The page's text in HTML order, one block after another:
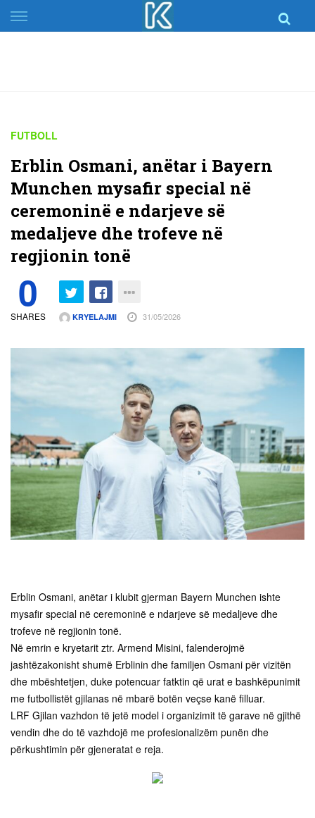
Skip
to
FUTBOLL
Erblin Osmani, anëtar i Bayern
Munchen mysafir special në
ceremoninë e ndarjeve së
medaljeve dhe trofeve në
regjionin tonë
0
SHARES KRYELAJMI 31/05/2026
Erblin Osmani, anëtar i klubit gjerman Bayern Munchen ishte
mysafir special në ceremoninë e ndarjeve së medaljeve dhe
trofeve në regjionin tonë.
Në emrin e kryetarit ztr. Armend Misini, falenderojmë
jashtëzakonisht shumë Erblinin dhe familjen Osmani për vizitën
dhe mbështetjen, duke potencuar fatktin që urat e bashkëpunimit
me futbollistët gjilanas në mbarë botën veçse kanë filluar.
LRF Gjilan vazhdon të jetë model i organizimit të garave në gjithë
vendin dhe do të vazhdojë me profesionalizëm punën dhe
përkushtimin për gjeneratat e reja.